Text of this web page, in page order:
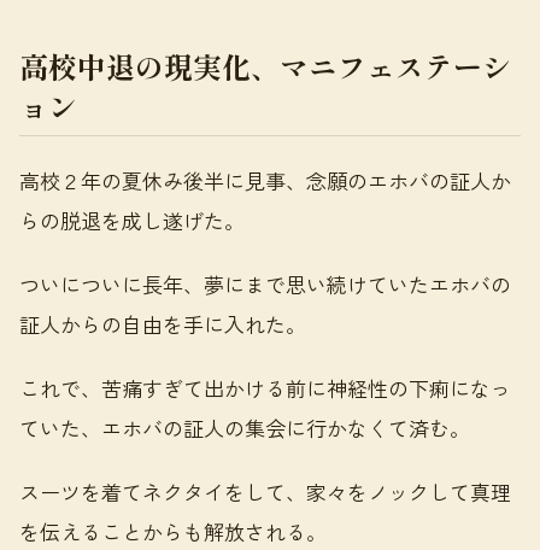
高校中退の現実化、マニフェステーシ
ョン
高校２年の夏休み後半に見事、念願のエホバの証人か
らの脱退を成し遂げた。
ついについに長年、夢にまで思い続けていたエホバの
証人からの自由を手に入れた。
これで、苦痛すぎて出かける前に神経性の下痢になっ
ていた、エホバの証人の集会に行かなくて済む。
スーツを着てネクタイをして、家々をノックして真理
を伝えることからも解放される。